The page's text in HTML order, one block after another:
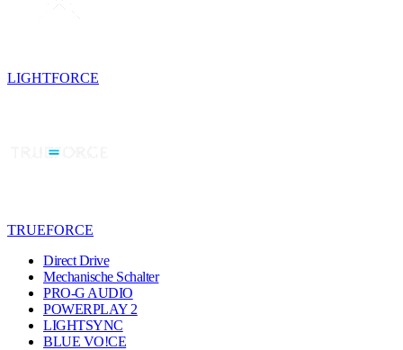
LIGHTFORCE
TRUEFORCE
Direct Drive
Mechanische Schalter
PRO-G AUDIO
POWERPLAY 2
LIGHTSYNC
BLUE VO!CE